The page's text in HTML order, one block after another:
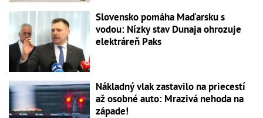
Slovensko pomáha Maďarsku s
vodou: Nízky stav Dunaja ohrozuje
elektráreň Paks
Nákladný vlak zastavilo na priecestí
až osobné auto: Mrazivá nehoda na
západe!